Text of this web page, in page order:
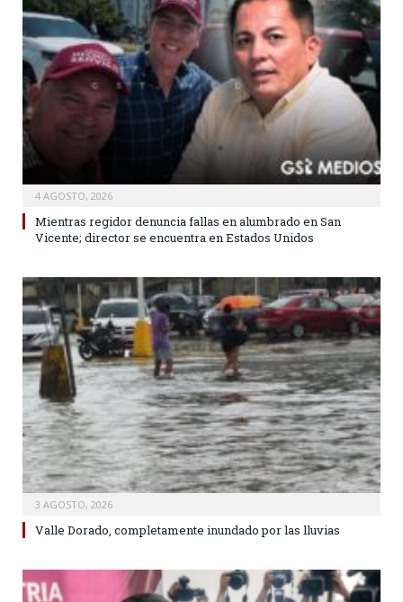
4 AGOSTO, 2026
Mientras regidor denuncia fallas en alumbrado en San
Vicente; director se encuentra en Estados Unidos
3 AGOSTO, 2026
Valle Dorado, completamente inundado por las lluvias